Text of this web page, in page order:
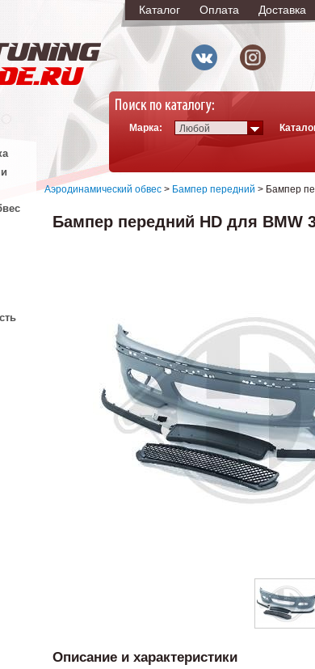
Каталог Оплата Доставка
Марка: Любой
Аэродинамический обвес > Бампер передний > Бампер
Бампер передний HD для BMW
Описание и характеристики